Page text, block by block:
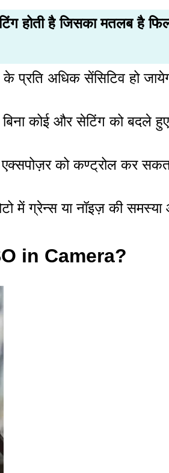
होती है जिसका मतलब है
प्रति अधिक सेंसिटिव हो
कोई और सेटिंग को बदले
को कण्ट्रोल कर
में ग्रेन्स या नॉइज़ की
in Camera?